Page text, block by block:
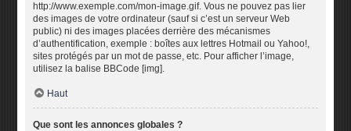
http://www.exemple.com/mon-image.gif. Vous ne pouvez pas lier
des images de votre ordinateur (sauf si c’est un serveur Web
public) ni des images placées derrière des mécanismes
d’authentification, exemple : boîtes aux lettres Hotmail ou Yahoo!,
sites protégés par un mot de passe, etc. Pour afficher l’image,
utilisez la balise BBCode [img].
Haut
Que sont les annonces globales ?